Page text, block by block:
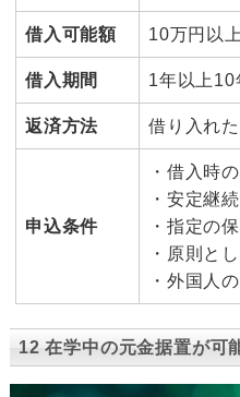
借入可能額 10万円以
借入期間 1年以上10
返済方法 借り入れ
申込条件
・借入時
・安定継
・指定の
・原則と
・外国人
12 在学中の元金据置が可